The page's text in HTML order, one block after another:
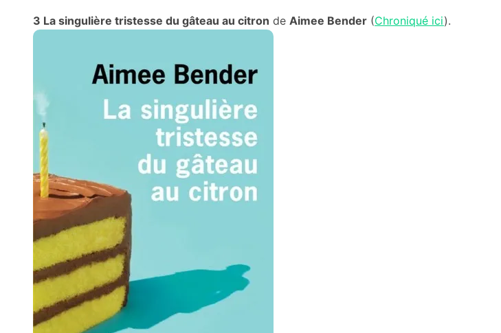
3 La singulière tristesse du gâteau au citron de Aimee Bender (Chroniqué ici).